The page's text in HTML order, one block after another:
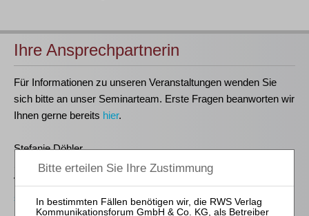
Ihre Ansprechpartnerin
Für Informationen zu unseren Veranstaltungen wenden Sie
sich bitte an unser Seminarteam. Erste Fragen beanworten wir
Ihnen gerne bereits hier.
Stefanie Döhler
Seminarorganisation
T
seminar@rws-verlag.de